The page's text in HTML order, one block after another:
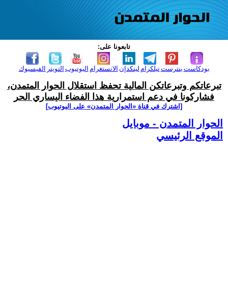
تابعونا على:
الفيسبوك التويتر اليوتيوب الانستغرام لينكدإن تيلكرامبنترست بودكاست
تبرعاتكم وتبرعاتكن المالية تحفظ استقلال الحوار المتمدن،
فشاركونا في دعم استمرارية هذا الفضاء اليساري الحر
[اشترك في قناة ‫«الحوار المتمدن» على اليوتيوب]
الحوار المتمدن - موبايل
الموقع الرئيسي